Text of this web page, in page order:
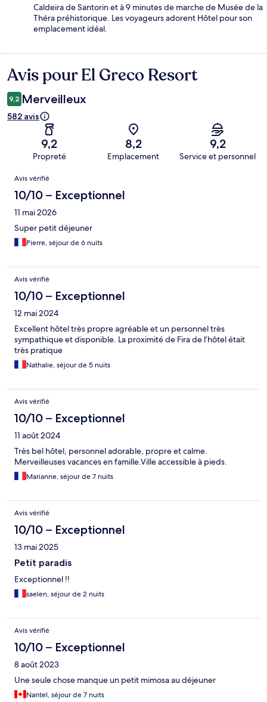
Caldeira de Santorin et à 9 minutes de marche de Musée de la
Théra préhistorique. Les voyageurs adorent Hôtel pour son
emplacement idéal.
Avis
Avis pour El Greco Resort
9,2 Merveilleux
582 avis
9,2
Propreté
8,2
Emplacement
9,2
Service et personnel
Avis
Avis vérifié
10/10 – Exceptionnel
11 mai 2026
Super petit déjeuner
Pierre, séjour de 6 nuits
Avis vérifié
10/10 – Exceptionnel
12 mai 2024
Excellent hôtel très propre agréable et un personnel très
sympathique et disponible. La proximité de Fira de l’hôtel était
très pratique
Nathalie, séjour de 5 nuits
Avis vérifié
10/10 – Exceptionnel
11 août 2024
Très bel hôtel, personnel adorable, propre et calme.
Merveilleuses vacances en famille.Ville accessible à pieds.
Marianne, séjour de 7 nuits
Avis vérifié
10/10 – Exceptionnel
13 mai 2025
Petit paradis
Exceptionnel !!
saelen, séjour de 2 nuits
Avis vérifié
10/10 – Exceptionnel
8 août 2023
Une seule chose manque un petit mimosa au déjeuner
Nantel, séjour de 7 nuits